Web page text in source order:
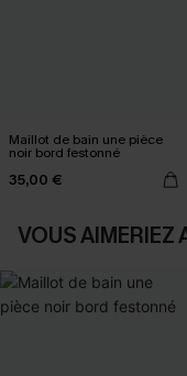
Maillot de bain une pièce
noir bord festonné
35,00 €
VOUS AIMERIEZ